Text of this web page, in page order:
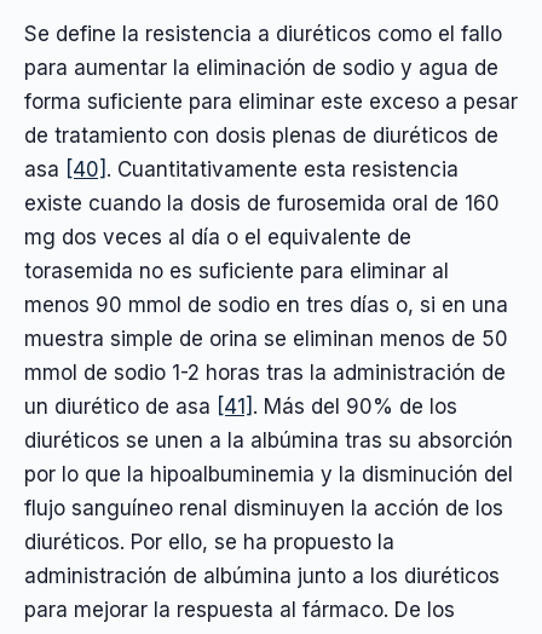
Se define la resistencia a diuréticos como el fallo
para aumentar la eliminación de sodio y agua de
forma suficiente para eliminar este exceso a pesar
de tratamiento con dosis plenas de diuréticos de
asa [40] . Cuantitativamente esta resistencia
existe cuando la dosis de furosemida oral de 160
mg dos veces al día o el equivalente de
torasemida no es suficiente para eliminar al
menos 90 mmol de sodio en tres días o, si en una
muestra simple de orina se eliminan menos de 50
mmol de sodio 1-2 horas tras la administración de
un diurético de asa [41] . Más del 90% de los
diuréticos se unen a la albúmina tras su absorción
por lo que la hipoalbuminemia y la disminución del
flujo sanguíneo renal disminuyen la acción de los
diuréticos. Por ello, se ha propuesto la
administración de albúmina junto a los diuréticos
para mejorar la respuesta al fármaco. De los